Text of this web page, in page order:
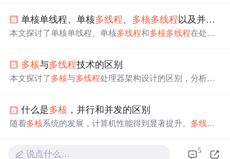
法。还对比了`parfor`与`createJobcreateTask`的差异，强调了
在多核系统中并行计算的优势。
单核单线程、单核多线程、 多核多线程 以及并行计算对大数据和复杂算法的简单效应
本文探讨了单核单线程、单核多线程和多核多线程在处理
减少等待时间。多核多线程则是物理层面的并行，通过分
治策略优化计算效率。MapReduce和矩阵乘法的分治例子
多核与多线程技术的区别
本文探讨了多核与多线程处理器架构设计的区别，分析了
什么是多核 ，并行和并发的区别
随着多核系统的发展，计算机性能得到显著提升。 多线程
等挑战。并行类型包括数据并行和任务并行，前者关注数
说点什么… 5